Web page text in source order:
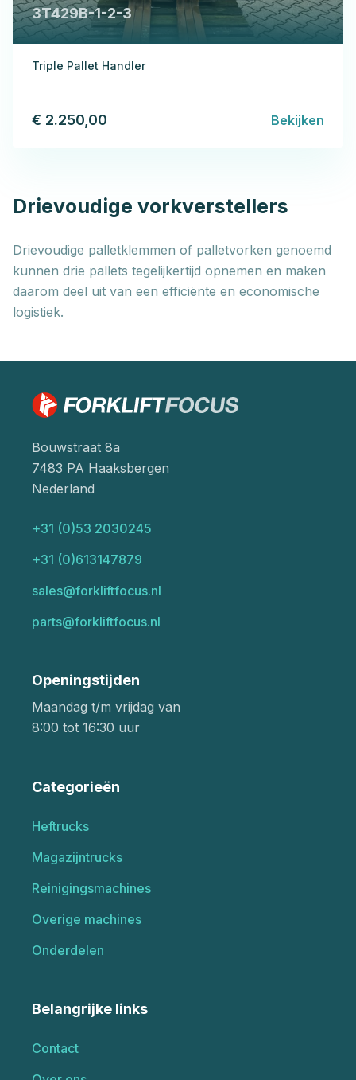
3T429B-1-2-3
Triple Pallet Handler
€ 2.250,00 Bekijken
Drievoudige vorkverstellers
Drievoudige palletklemmen of palletvorken genoemd
kunnen drie pallets tegelijkertijd opnemen en maken
daarom deel uit van een efficiënte en economische
logistiek.
Bouwstraat 8a
7483 PA Haaksbergen
Nederland
+31 (0)53 2030245
+31 (0)613147879
sales@forkliftfocus.nl
parts@forkliftfocus.nl
Openingstijden
Maandag t/m vrijdag van
8:00 tot 16:30 uur
Categorieën
Heftrucks
Magazijntrucks
Reinigingsmachines
Overige machines
Onderdelen
Belangrijke links
Contact